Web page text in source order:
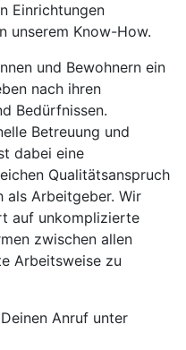
Einrichtungen
unserem Know-How.
und Bewohnern ein
nach ihren
Bedürfnissen.
Betreuung und
dabei eine
Qualitätsanspruch
als Arbeitgeber. Wir
auf unkomplizierte
zwischen allen
Arbeitsweise zu
Anruf unter